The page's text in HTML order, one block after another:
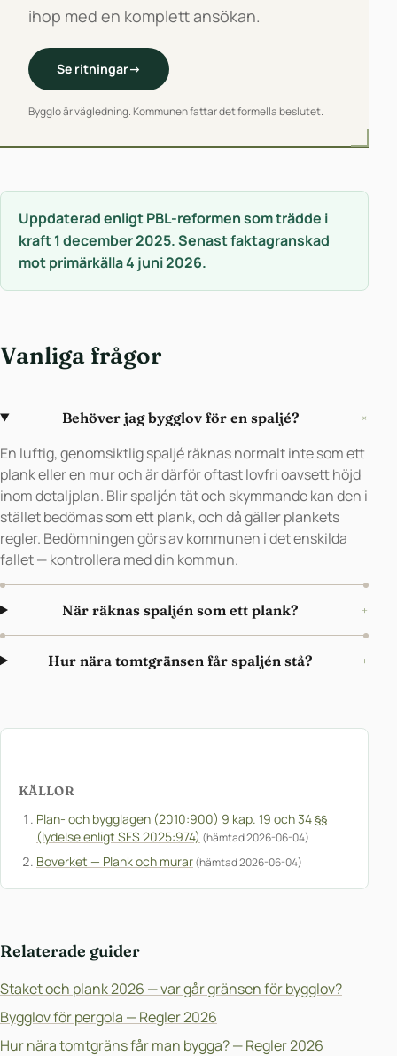
ihop med en komplett ansökan.
Se ritningar→
Bygglo är vägledning. Kommunen fattar det formella beslutet.
Uppdaterad enligt PBL-reformen som trädde i
kraft 1 december 2025. Senast faktagranskad
mot primärkälla 4 juni 2026.
Vanliga frågor
Behöver jag bygglov för en spaljé? +
En luftig, genomsiktlig spaljé räknas normalt inte som ett
plank eller en mur och är därför oftast lovfri oavsett höjd
inom detaljplan. Blir spaljén tät och skymmande kan den i
stället bedömas som ett plank, och då gäller plankets
regler. Bedömningen görs av kommunen i det enskilda
fallet — kontrollera med din kommun.
När räknas spaljén som ett plank? +
Hur nära tomtgränsen får spaljén stå? +
KÄLLOR
Plan- och bygglagen (2010:900) 9 kap. 19 och 34 §§
(lydelse enligt SFS 2025:974) (hämtad 2026-06-04)
Boverket — Plank och murar(hämtad 2026-06-04)
Relaterade guider
Staket och plank 2026 — var går gränsen för bygglov?
Bygglov för pergola — Regler 2026
Hur nära tomtgräns får man bygga? — Regler 2026